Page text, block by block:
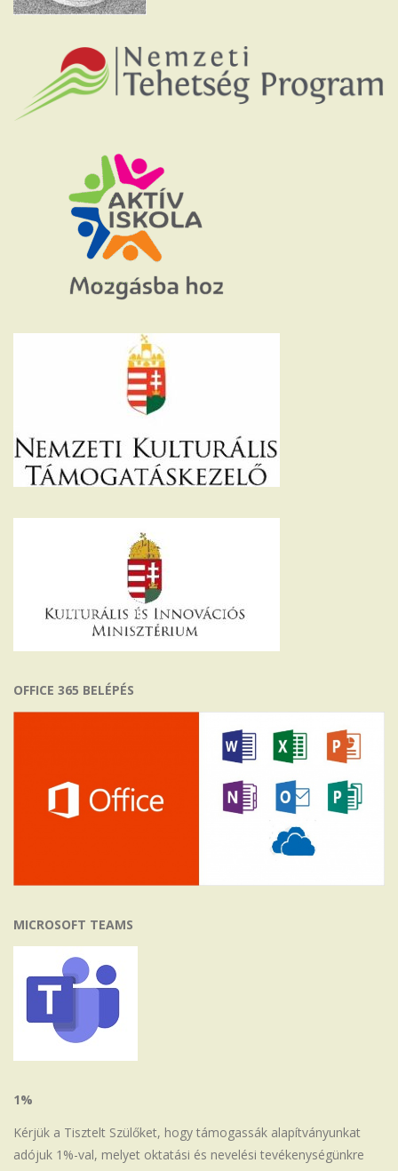
OFFICE 365 BELÉPÉS
MICROSOFT TEAMS
1%
Kérjük a Tisztelt Szülőket, hogy támogassák alapítványunkat
adójuk 1%-val, melyet oktatási és nevelési tevékenységünkre